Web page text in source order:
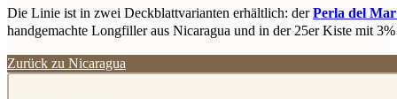
Die Linie ist in zwei Deckblattvarianten erhältlich: derPerla del
handgemachte Longfiller aus Nicaragua und in der 25er Kiste mit
Zurück zu Nicaragua